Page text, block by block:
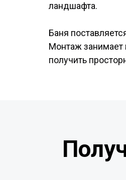
ландшафта.
Баня
Монтаж занимает
получить